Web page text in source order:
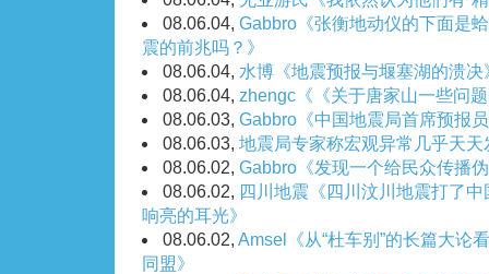
08.06.04, Gabbro《张衡地动仪的下面是
震的前兆吗？》
08.06.04, 水博《地震预报与堰塞湖的溃决
08.06.04, zhengc《《关于唐家山一些问
08.06.03, Gabbro《中国地震局首席预报
08.06.03, 地震局专家称宏观异常几乎天
08.06.02, Gabbro《发现一个给民众传播
08.06.02, 四川地震《四川汶川地震打了
响亮的耳光》
08.06.02, Amsel《从“杜车别”的长篇大论
同盟》